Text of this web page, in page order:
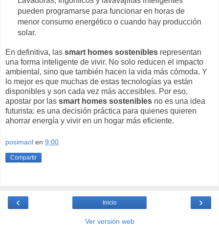
pueden programarse para funcionar en horas de
menor consumo energético o cuando hay producción
solar.
En definitiva, las smart homes sostenibles representan
una forma inteligente de vivir. No solo reducen el impacto
ambiental, sino que también hacen la vida más cómoda. Y
lo mejor es que muchas de estas tecnologías ya están
disponibles y son cada vez más accesibles. Por eso,
apostar por las smart homes sostenibles no es una idea
futurista: es una decisión práctica para quienes quieren
ahorrar energía y vivir en un hogar más eficiente.
posimaol en 9:00
Compartir
‹ ›
Inicio
Ver versión web